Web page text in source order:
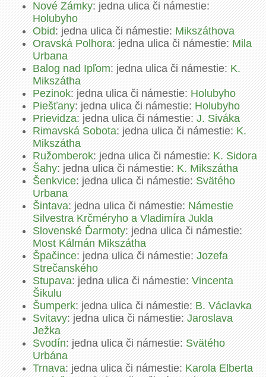
Nové Zámky: jedna ulica či námestie:
Holubyho
Obid: jedna ulica či námestie:Mikszáthova
Oravská Polhora: jedna ulica či námestie:Mila
Urbana
Balog nad Ipľom: jedna ulica či námestie:K.
Mikszátha
Pezinok: jedna ulica či námestie:Holubyho
Piešťany: jedna ulica či námestie:Holubyho
Prievidza: jedna ulica či námestie:J. Siváka
Rimavská Sobota: jedna ulica či námestie:K.
Mikszátha
Ružomberok: jedna ulica či námestie:K. Sidora
Šahy: jedna ulica či námestie:K. Mikszátha
Šenkvice: jedna ulica či námestie:Svätého
Urbana
Šintava: jedna ulica či námestie:Námestie
Silvestra Krčméryho a Vladimíra Jukla
Slovenské Ďarmoty: jedna ulica či námestie:
Most Kálmán Mikszátha
Špačince: jedna ulica či námestie:Jozefa
Strečanského
Stupava: jedna ulica či námestie:Vincenta
Šikulu
Šumperk: jedna ulica či námestie:B. Václavka
Svitavy: jedna ulica či námestie:Jaroslava
Ježka
Svodín: jedna ulica či námestie:Svätého
Urbána
Trnava: jedna ulica či námestie:Karola Elberta